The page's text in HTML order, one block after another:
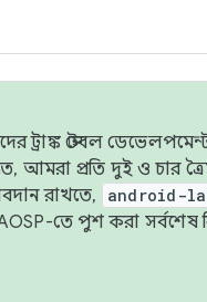
ট্রাঙ্ক স্টেবল
আমরা প্রতি দুই ও চার
রাখতে,
android-
AOSP-তে পুশ করা